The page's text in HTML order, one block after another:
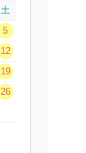
土
5
12
19
26